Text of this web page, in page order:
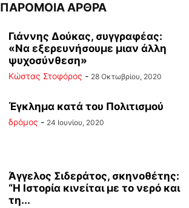
ΠΑΡΟΜΟΙΑ ΑΡΘΡΑ
Γιάννης Δούκας, συγγραφέας:
«Να εξερευνήσουμε μιαν άλλη
ψυχοσύνθεση»
Κώστας Στοφόρος - 28 Οκτωβρίου, 2020
Έγκλημα κατά του Πολιτισμού
δρόμος - 24 Ιουνίου, 2020
Άγγελος Σιδεράτος, σκηνοθέτης:
“Η Ιστορία κινείται με το νερό και
τη...